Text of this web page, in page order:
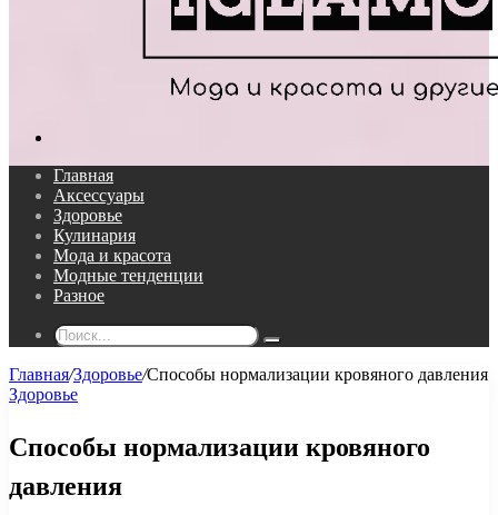
Главная
Аксессуары
Здоровье
Кулинария
Мода и красота
Модные тенденции
Разное
Поиск...
Главная/Здоровье/Способы нормализации кровяного давления
Здоровье
Способы нормализации кровяного
давления